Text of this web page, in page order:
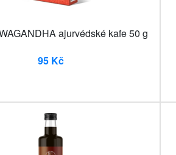
ajurvédské kafe 50 g
95 Kč